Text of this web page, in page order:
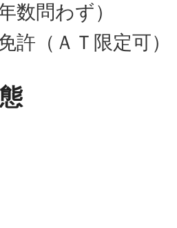
数問わず）
許（ＡＴ限定可）